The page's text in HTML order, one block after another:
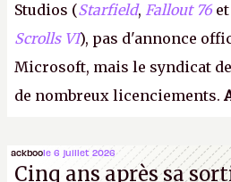
Studios (Starfield, Fallout 76
Scrolls VI), pas d'annonce
Microsoft, mais le syndicat
de nombreux licenciements.
ackboole 6 juillet 2026
Cinq ans après sa